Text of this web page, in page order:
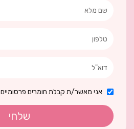
אני מאשר/ת קבלת חומרים פרסומיים
שלחי